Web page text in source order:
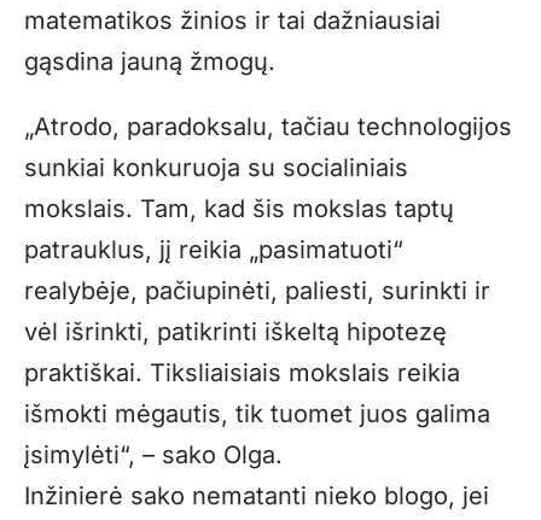
matematikos žinios ir tai dažniausiai
gąsdina jauną žmogų.
„Atrodo, paradoksalu, tačiau technologijos
sunkiai konkuruoja su socialiniais
mokslais. Tam, kad šis mokslas taptų
patrauklus, jį reikia „pasimatuoti“
realybėje, pačiupinėti, paliesti, surinkti ir
vėl išrinkti, patikrinti iškeltą hipotezę
praktiškai. Tiksliaisiais mokslais reikia
išmokti mėgautis, tik tuomet juos galima
įsimylėti“, – sako Olga.
Inžinierė sako nematanti nieko blogo, jei